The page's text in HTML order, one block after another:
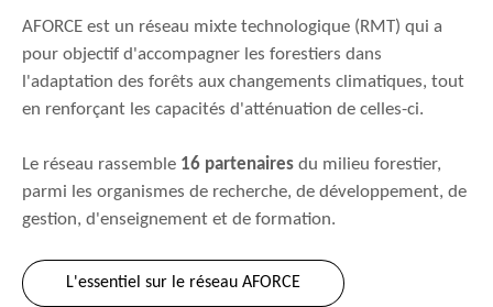
AFORCE est un réseau mixte technologique (RMT) qui a
pour objectif d'accompagner les forestiers dans
l'adaptation des forêts aux changements climatiques, tout
en renforçant les capacités d'atténuation de celles-ci.
Le réseau rassemble 16 partenaires du milieu forestier,
parmi les organismes de recherche, de développement, de
gestion, d'enseignement et de formation.
L'essentiel sur le réseau AFORCE